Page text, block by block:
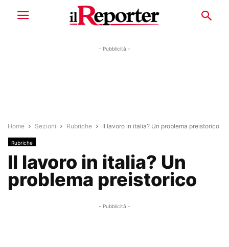
- Pubblicità -
Home Sezioni Rubriche Il lavoro in italia? Un problema preistorico
Rubriche
Il lavoro in italia? Un
problema preistorico
- Pubblicità -